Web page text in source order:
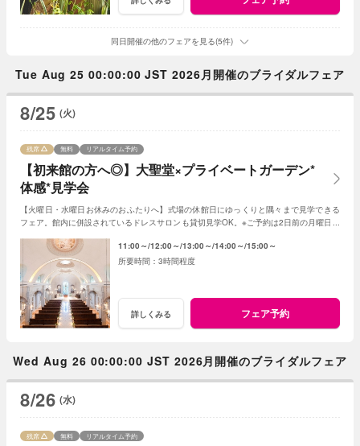
同日開催の他のフェアを見る(5件)
Tue Aug 25 00:00:00 JST 2026月開催のブライダルフェア
8/25 (火)
【初来館の方へ◎】大聖堂×プライベートガーデン*
体感*見学会
残席 無料 リアルタイム予約
【火曜日・水曜日お休みのおふたりへ】式場の休館日にゆっくりと隅々まで見学できる
フェア。館内に併設されているドレスサロンも貸切見学OK。※ご予約は2日前の月曜日ま
11:00～ 12:00～ 13:00～ 14:00～ 15:00～
3時間程度
詳しくみる フェア予約
Wed Aug 26 00:00:00 JST 2026月開催のブライダルフェア
8/26 (水)
残席 無料 リアルタイム予約